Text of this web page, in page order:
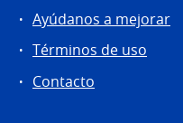
Ayúdanos a mejorar
Términos de uso
Contacto